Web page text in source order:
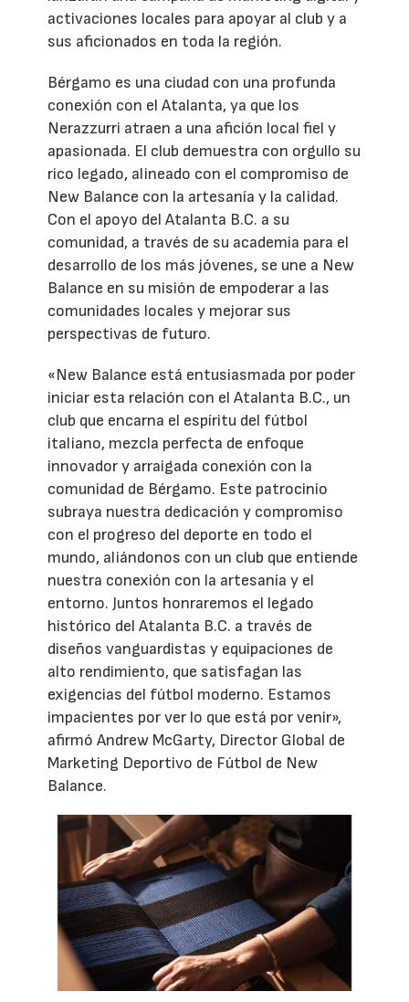
activaciones locales para apoyar al club y a
sus aficionados en toda la región.
Bérgamo es una ciudad con una profunda
conexión con el Atalanta, ya que los
Nerazzurri atraen a una afición local fiel y
apasionada. El club demuestra con orgullo su
rico legado, alineado con el compromiso de
New Balance con la artesanía y la calidad.
Con el apoyo del Atalanta B.C. a su
comunidad, a través de su academia para el
desarrollo de los más jóvenes, se une a New
Balance en su misión de empoderar a las
comunidades locales y mejorar sus
perspectivas de futuro.
«New Balance está entusiasmada por poder
iniciar esta relación con el Atalanta B.C., un
club que encarna el espíritu del fútbol
italiano, mezcla perfecta de enfoque
innovador y arraigada conexión con la
comunidad de Bérgamo. Este patrocinio
subraya nuestra dedicación y compromiso
con el progreso del deporte en todo el
mundo, aliándonos con un club que entiende
nuestra conexión con la artesanía y el
entorno. Juntos honraremos el legado
histórico del Atalanta B.C. a través de
diseños vanguardistas y equipaciones de
alto rendimiento, que satisfagan las
exigencias del fútbol moderno. Estamos
impacientes por ver lo que está por venir»,
afirmó Andrew McGarty, Director Global de
Marketing Deportivo de Fútbol de New
Balance.